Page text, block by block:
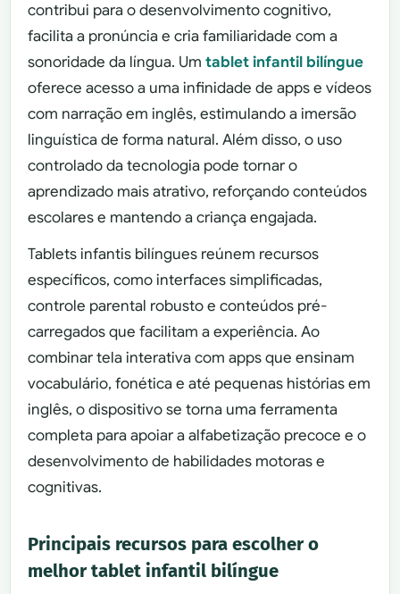
contribui para o desenvolvimento cognitivo,
facilita a pronúncia e cria familiaridade com a
sonoridade da língua. Umtablet infantil bilíngue
oferece acesso a uma infinidade de apps e vídeos
com narração em inglês, estimulando a imersão
linguística de forma natural. Além disso, o uso
controlado da tecnologia pode tornar o
aprendizado mais atrativo, reforçando conteúdos
escolares e mantendo a criança engajada.
Tablets infantis bilíngues reúnem recursos
específicos, como interfaces simplificadas,
controle parental robusto e conteúdos pré-
carregados que facilitam a experiência. Ao
combinar tela interativa com apps que ensinam
vocabulário, fonética e até pequenas histórias em
inglês, o dispositivo se torna uma ferramenta
completa para apoiar a alfabetização precoce e o
desenvolvimento de habilidades motoras e
cognitivas.
Principais recursos para escolher o
melhor tablet infantil bilíngue